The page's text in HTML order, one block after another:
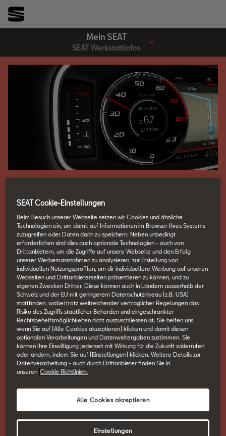
Mein SEAT
SEAT Werkstattinfos
erWin hilft bei Reparatur
und Pflege.
erWin ist die elektronische Reparatur- und Werkstatt-Information
der SEAT S.A. für freie Werkstätten, Fuhrparks und alle anderen
Unternehmen, die SEAT Fahrzeuge professionell reparieren und
instand halten.
Mit erWin erhälst du Zugriff auf die folgenden Informationen:
Technische Dokumentationen
Wartungstabellen
Workshop Equipment
SEAT Cookie-Einstellungen
Beim Besuch unserer Webseite setzen wir Cookies und ähnliche
Technologien ein, um damit auf Informationen im Browser Ihres Systems
zuzugreifen oder Daten darin zu speichern. Neben unbedingt
erforderlichen sind dies auch optionale Technologien - auch von
Drittanbietern, um die Zugriffe auf unsere Webseite und den Erfolg
unserer Werbemassnahmen zu analysieren, zur Erstellung von
individuellen Nutzungsprofilen, um dir individuellere Werbung auf unseren
Webseiten und Drittanbieterseiten präsentieren zu können, und zu
eigenen Zwecken Dritter. Diese können auch in Ländern ausserhalb der
Schweiz und der EU mit geringerem Datenschutzniveau (z.B. USA)
stattfinden, wobei trotz weitreichender vertraglicher Regelungen das
Risiko des Zugriffs staatlicher Behörden und eingeschränkter
Rechtsbehelfsmöglichkeiten nicht auszuschliessen ist. Sie helfen uns,
wenn Sie auf [Alle Cookies akzeptieren] klicken und damit diesen
optionalen Verarbeitungen und Datenweitergaben zustimmen. Sie
können Ihre Einwilligung jederzeit mit Wirkung für die Zukunft widerrufen
oder ändern, indem Sie auf [Einstellungen] klicken. Weitere Details zur
Datenverarbeitung - auch durch Drittanbieter finden Sie in
unseren Cookie Richtlinien.
Alle Cookies akzeptieren
Einstellungen